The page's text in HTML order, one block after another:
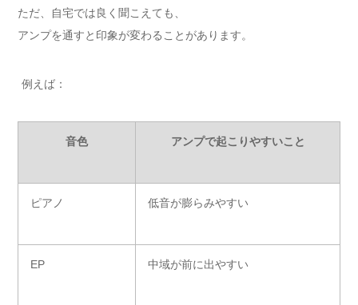
ただ、自宅では良く聞こえても、
アンプを通すと印象が変わることがあります。
例えば：
音色 アンプで起こりやすいこと
ピアノ 低音が膨らみやすい
EP 中域が前に出やすい